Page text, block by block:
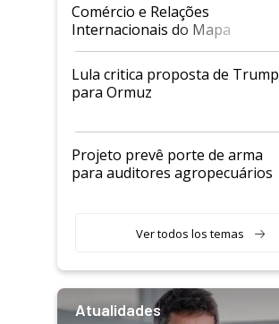
Comércio e Relações
Internacionais do Mapa
Lula critica proposta de Trump
para Ormuz
Projeto prevê porte de arma
para auditores agropecuários
Ver todos los temas
Atualidades